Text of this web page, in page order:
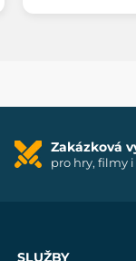
Zakázková
pro hry, filmy
SLUŽBY